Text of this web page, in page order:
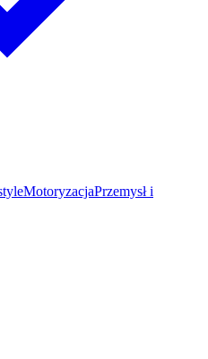
MotoryzacjaPrzemysł i